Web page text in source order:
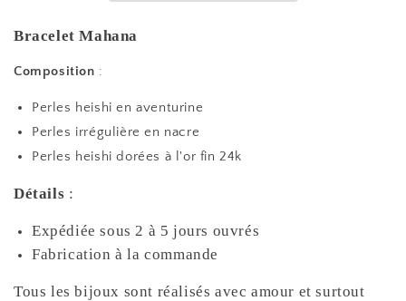
Bracelet Mahana
Composition :
Perles heishi en aventurine
Perles irrégulière en nacre
Perles heishi dorées à l'or fin 24k
Détails :
Expédiée sous 2 à 5 jours ouvrés
Fabrication à la commande
Tous les bijoux sont réalisés avec amour et surtout